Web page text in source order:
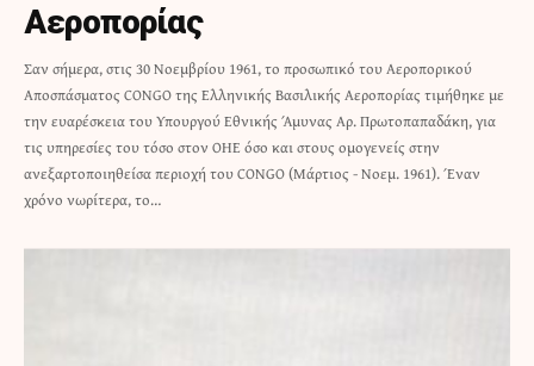
Αεροπορίας
Σαν σήμερα, στις 30 Νοεμβρίου 1961, το προσωπικό του Αεροπορικού
Αποσπάσματος CONGO της Ελληνικής Βασιλικής Αεροπορίας τιμήθηκε με
την ευαρέσκεια του Υπουργού Εθνικής Άμυνας Αρ. Πρωτοπαπαδάκη, για
τις υπηρεσίες του τόσο στον ΟΗΕ όσο και στους ομογενείς στην
ανεξαρτοποιηθείσα περιοχή του CONGO (Μάρτιος - Νοεμ. 1961). Έναν
χρόνο νωρίτερα, το…